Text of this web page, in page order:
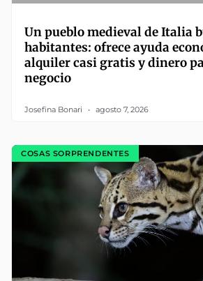
Un pueblo medieval de Italia
habitantes: ofrece ayuda
alquiler casi gratis y dinero
negocio
Josefina Bonari agosto 7, 2026
COSAS SORPRENDENTES